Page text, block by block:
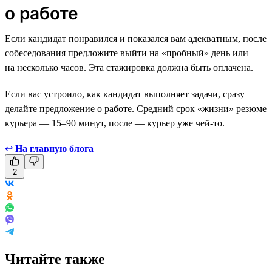
о работе
Если кандидат понравился и показался вам адекватным, после
собеседования предложите выйти на «пробный» день или
на несколько часов. Эта стажировка должна быть оплачена.
Если вас устроило, как кандидат выполняет задачи, сразу
делайте предложение о работе. Средний срок «жизни» резюме
курьера — 15–90 минут, после — курьер уже чей-то.
↩ На главную блога
2
Читайте также